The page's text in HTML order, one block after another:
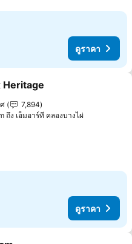
ดูราคา
ในรายการโปรด
Heritage
7,894
ถึง เอ็มอาร์ที คลองบางไผ่
ดูราคา